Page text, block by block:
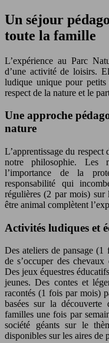
Un séjour
toute la famille
L’expérience au Parc
d’une activité de loisirs.
ludique unique pour petits
respect de la nature et le
Une approche
nature
L’apprentissage du
notre philosophie. Les
l’importance de la
responsabilité qui
régulières (2 par mois)
être animal complètent
Activités ludiques et
Des ateliers de pansage (1
de s’occuper des
Des jeux équestres
jeunes. Des contes et
racontés (1 fois par mois)
basées sur la
familles une fois par
société géants sur le
disponibles sur les aires de